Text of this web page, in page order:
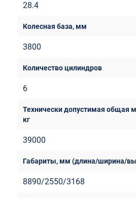
28.4
3800
6
39000
8890/2550/3168